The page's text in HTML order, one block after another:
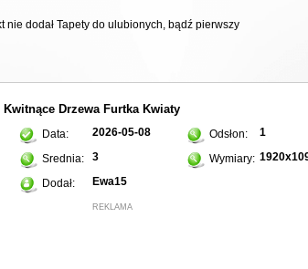
nie dodał Tapety do ulubionych, bądź pierwszy
Kwitnące Drzewa Furtka Kwiaty
Data: 2026-05-08 Odsłon: 1
Srednia: 3 Wymiary:
Dodał: Ewa15
REKLAMA